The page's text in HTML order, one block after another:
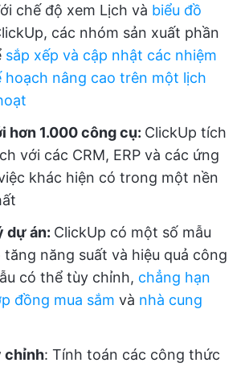
chế độ xem Lịch và biểu đồ
các nhóm sản xuất phần
sắp xếp và cập nhật các nhiệm
hoạch nâng cao trên một lịch
hơn 1.000 công cụ: ClickUp tích
với các CRM, ERP và các ứng
khác hiện có trong một nền
dự án: ClickUp có một số mẫu
tăng năng suất và hiệu quả công
có thể tùy chỉnh, chẳng hạn
đồng mua sắm và nhà cung
chỉnh: Tính toán các công thức